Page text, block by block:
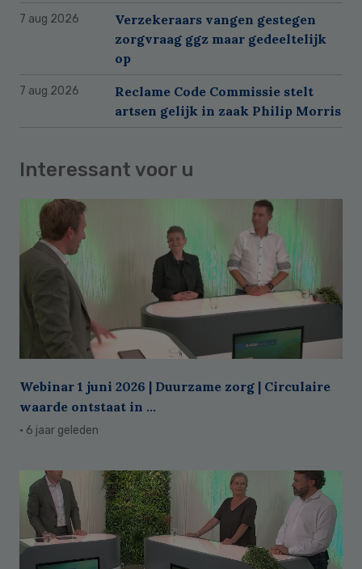
7 aug 2026
Verzekeraars vangen gestegen
zorgvraag ggz maar gedeeltelijk
op
7 aug 2026
Reclame Code Commissie stelt
artsen gelijk in zaak Philip Morris
Interessant voor u
Webinar 1 juni 2026 | Duurzame zorg | Circulaire
waarde ontstaat in ...
· 6 jaar geleden